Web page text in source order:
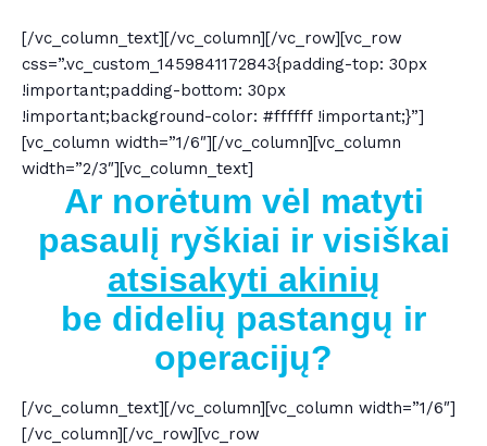
[/vc_column_text][/vc_column][/vc_row][vc_row
css=”.vc_custom_1459841172843{padding-top: 30px
!important;padding-bottom: 30px
!important;background-color: #ffffff !important;}”]
[vc_column width=”1/6″][/vc_column][vc_column
width=”2/3″][vc_column_text]
Ar norėtum vėl matyti
pasaulį ryškiai ir visiškai
atsisakyti akinių
be didelių pastangų ir
operacijų?
[/vc_column_text][/vc_column][vc_column width=”1/6″]
[/vc_column][/vc_row][vc_row